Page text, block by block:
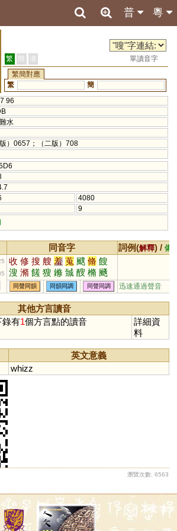
粵
普
繁 簡 港
單讀音字
繁簡對應
繁
簡
96
水
版）0657；（二版）708
4080
9
同音字 詞例(解釋) / 備
收 修 搜 艘 羞 蒐 颼 脩 餿
溲 滫 饈 獀 鎀 臹 醙 樇 颾
騪 蓨 鱐 鎪 糔 鄋 廋
同聲同韻 同韻同調 同聲同調 迅速通過聲音
其他方言讀音
錄有1個方言點的讀音
詳細資
料
英文意義
whizz
瀏覽次數: 6563